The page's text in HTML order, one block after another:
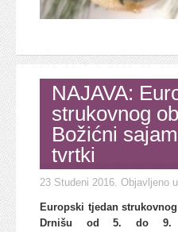
NAJAVA:
strukovnog
Božićni
tvrtki
23 Studeni 2016. Objavljeno u
Europski tjedan
Drnišu od 5. do 9.